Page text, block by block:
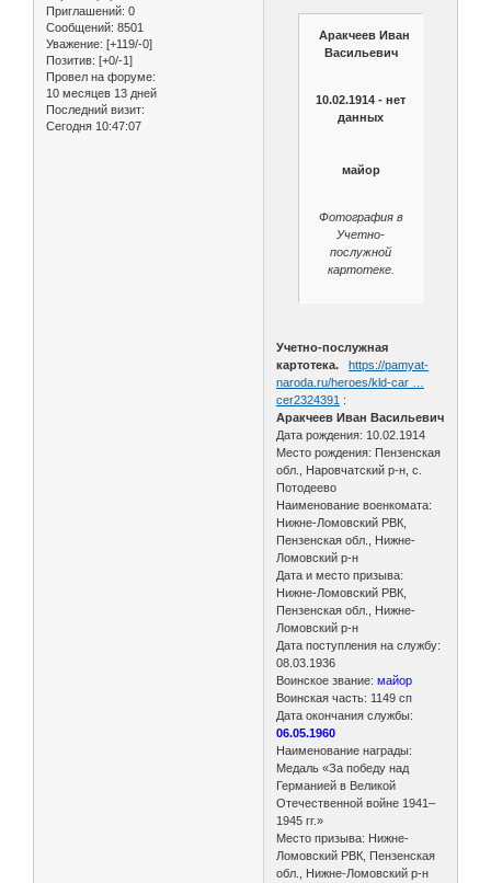
Приглашений: 0
Сообщений: 8501
Уважение: [+119/-0]
Позитив: [+0/-1]
Провел на форуме:
10 месяцев 13 дней
Последний визит:
Сегодня 10:47:07
Аракчеев Иван
Васильевич
10.02.1914 - нет
данных
майор
Фотография в
Учетно-
послужной
картотеке.
Учетно-послужная
картотека.
https://pamyat-
naroda.ru/heroes/kld-car …
cer2324391 :
Аракчеев Иван Васильевич
Дата рождения: 10.02.1914
Место рождения: Пензенская
обл., Наровчатский р-н, с.
Потодеево
Наименование военкомата:
Нижне-Ломовский РВК,
Пензенская обл., Нижне-
Ломовский р-н
Дата и место призыва:
Нижне-Ломовский РВК,
Пензенская обл., Нижне-
Ломовский р-н
Дата поступления на службу:
08.03.1936
Воинское звание:майор
Воинская часть: 1149 сп
Дата окончания службы:
06.05.1960
Наименование награды:
Медаль «За победу над
Германией в Великой
Отечественной войне 1941–
1945 гг.»
Место призыва: Нижне-
Ломовский РВК, Пензенская
обл., Нижне-Ломовский р-н